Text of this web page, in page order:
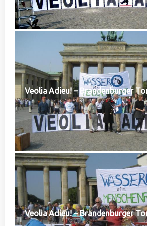
Veolia Adieu! – Brandenburger
Veolia Adieu! – Brandenburger